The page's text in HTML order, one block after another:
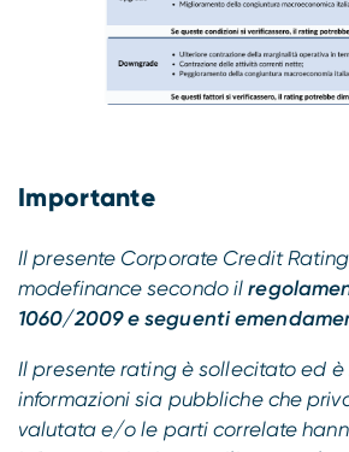
Importante
Il presente Corporate Credit
modefinance secondo il
1060/2009 e seguenti
Il presente rating è sollecitato ed
informazioni sia pubbliche che
valutata e/o le parti correlate